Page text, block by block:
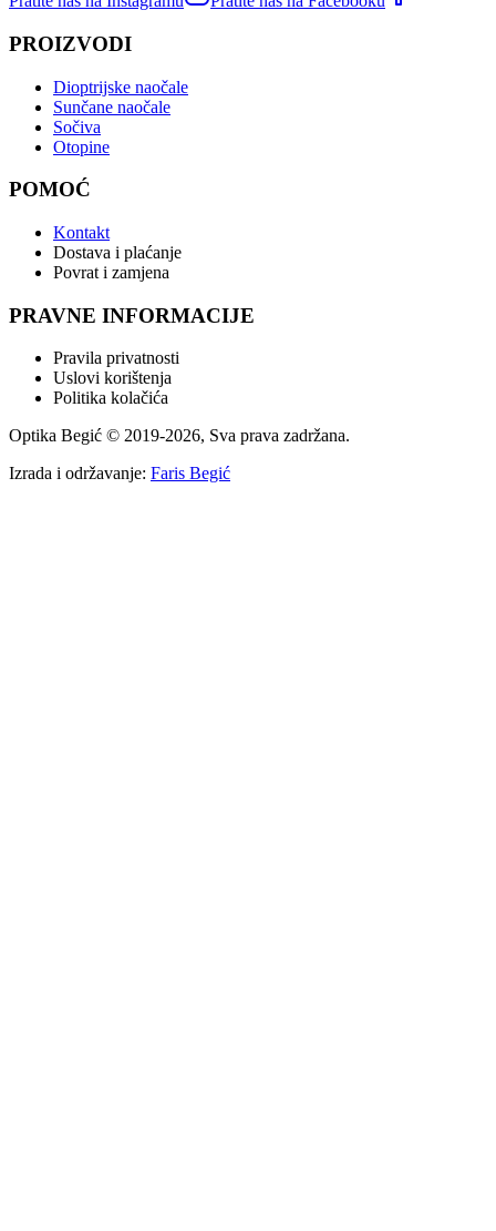
PROIZVODI
Dioptrijske naočale
Sunčane naočale
Sočiva
Otopine
POMOĆ
Kontakt
Dostava i plaćanje
Povrat i zamjena
PRAVNE INFORMACIJE
Pravila privatnosti
Uslovi korištenja
Politika kolačića
Optika Begić © 2019-2026, Sva prava zadržana.
Izrada i održavanje: Faris Begić